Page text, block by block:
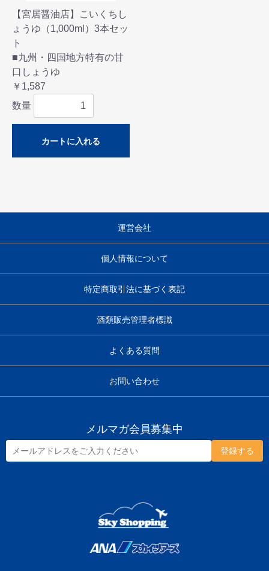
【宮居醤油店】こいくちし
ょうゆ（1,000ml）3本セッ
ト
■九州・四国地方特有の甘
口しょうゆ
￥1,587
数量
カートに入れる
運営会社
個人情報について
特定商取引法に基づく表記
酒類販売管理者標識
よくある質問
お問い合わせ
メルマガ会員募集中